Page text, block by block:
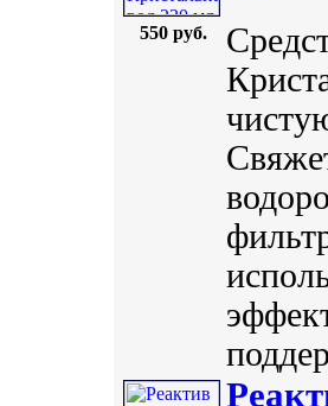
550 руб.